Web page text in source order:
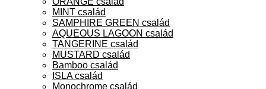
MINT család
SAMPHIRE GREEN család
AQUEOUS LAGOON család
TANGERINE család
MUSTARD család
Bamboo család
ISLA család
Monochrome család